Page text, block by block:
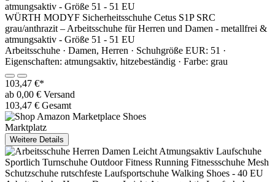
WÜRTH MODYF Sicherheitsschuhe Cetus S1P SRC
grau/anthrazit – Arbeitsschuhe für Herren und Damen - metallfrei &
atmungsaktiv - Größe 51 - 51 EU
Arbeitsschuhe · Damen, Herren · Schuhgröße EUR: 51 ·
Eigenschaften: atmungsaktiv, hitzebeständig · Farbe: grau
103,47 €*
ab 0,00 € Versand
103,47 € Gesamt
Marktplatz
Weitere Details